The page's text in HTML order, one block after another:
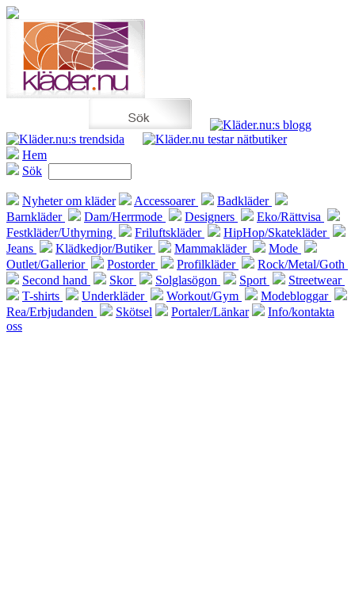
Hem
Sök
Nyheter om kläder Accessoarer
Badkläder
Barnkläder
Dam/Herrmode Designers
Eko/Rättvisa
Festkläder/Uthyrning
Friluftskläder
HipHop/Skatekläder
Jeans
Klädkedjor/Butiker Mammakläder
Mode
Outlet/Gallerior
Postorder Profilkläder
Rock/Metal/Goth
Second hand
Skor Solglasögon Sport
Streetwear
T-shirts
Underkläder Workout/Gym
Modebloggar
Rea/Erbjudanden
Skötsel Portaler/Länkar
Info/kontakta
oss